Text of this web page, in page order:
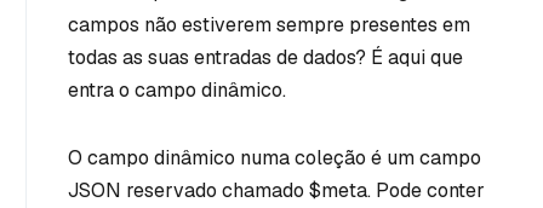
campos não estiverem sempre presentes em
todas as suas entradas de dados? É aqui que
entra o campo dinâmico.
O campo dinâmico numa coleção é um campo
JSON reservado chamado $meta. Pode conter